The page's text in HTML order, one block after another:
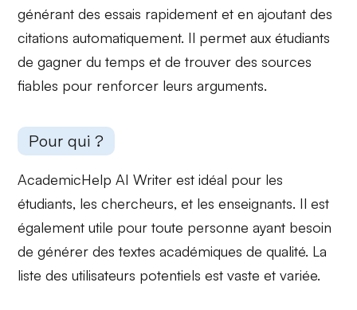
générant des essais rapidement et en ajoutant des
citations automatiquement. Il permet aux étudiants
de gagner du temps et de trouver des sources
fiables pour renforcer leurs arguments.
Pour qui ?
AcademicHelp AI Writer est idéal pour les
étudiants, leschercheurs, et lesenseignants. Il est
également utile pour toute personne ayant besoin
de générer des textes académiques de qualité. La
liste des utilisateurs potentiels est vaste et variée.